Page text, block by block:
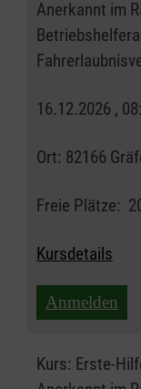
Anerkannt im
16.12.2026 ,
Ort: 82166
Freie Plätze:
Kursdetails
Anmelden
Kurs: Erste-